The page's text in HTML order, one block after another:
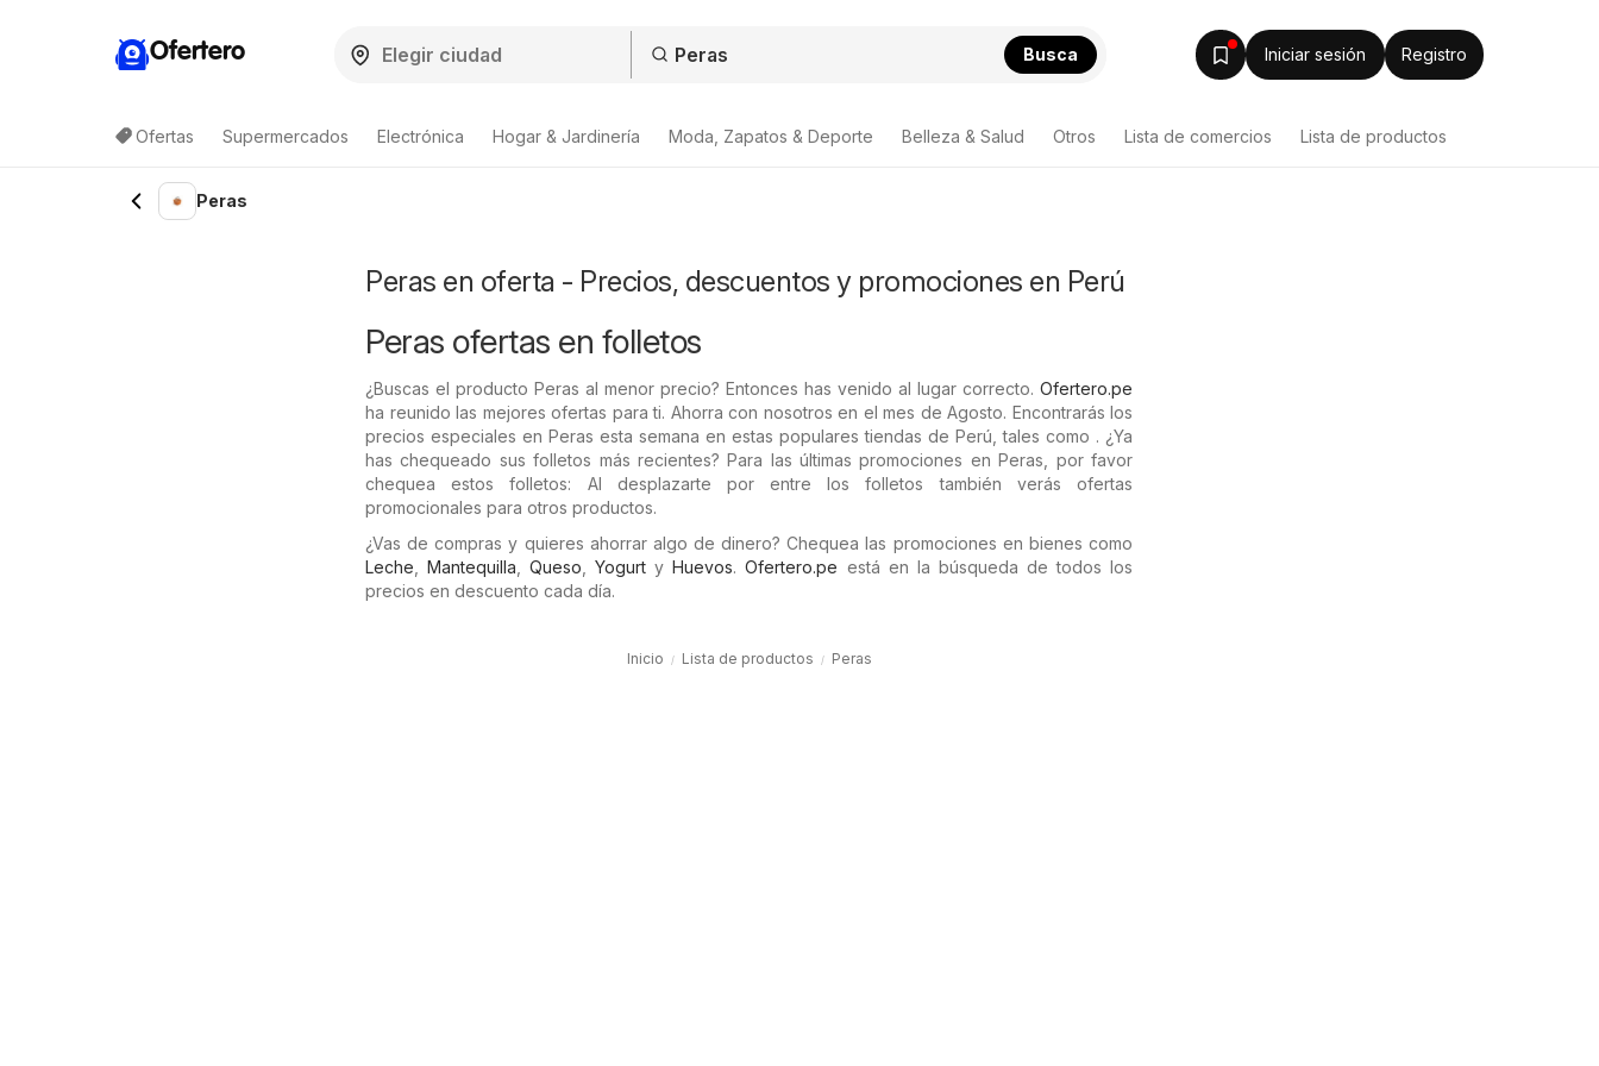
Ofertero Busca Iniciar sesión Registro
Ofertas Supermercados Electrónica Hogar & Jardinería Moda, Zapatos & Deporte Belleza & Salud Otros Lista de comercios Lista de productos
Peras
Peras en oferta - Precios, descuentos y promociones en Perú
Peras ofertas en folletos
¿Buscas el producto Peras al menor precio? Entonces has venido al lugar correcto. Ofertero.pe
ha reunido las mejores ofertas para ti. Ahorra con nosotros en el mes de Agosto. Encontrarás los
precios especiales en Peras esta semana en estas populares tiendas de Perú, tales como . ¿Ya
has chequeado sus folletos más recientes? Para las últimas promociones en Peras, por favor
chequea estos folletos: Al desplazarte por entre los folletos también verás ofertas
promocionales para otros productos.
¿Vas de compras y quieres ahorrar algo de dinero? Chequea las promociones en bienes como
Leche ,Mantequilla ,Queso ,Yogurt yHuevos.Ofertero.pe está en la búsqueda de todos los
precios en descuento cada día.
Inicio Lista de productos Peras